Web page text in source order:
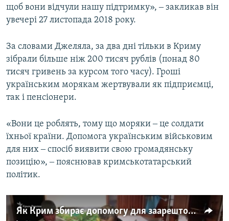
щоб вони відчули нашу підтримку», ‒ закликав він
увечері 27 листопада 2018 року.
За словами Джеляла, за два дні тільки в Криму
зібрали більше ніж 200 тисяч рублів (понад 80
тисяч гривень за курсом того часу). Гроші
українським морякам жертвували як підприємці,
так і пенсіонери.
«Вони це роблять, тому що моряки ‒ це солдати
їхньої країни. Допомога українським військовим
для них ‒ спосіб виявити свою громадянську
позицію», ‒ пояснював кримськотатарський
політик.
Як Крим збирає допомогу для заарештованих українських моряків (відео)